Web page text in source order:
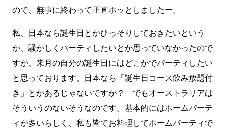
ので、無事に終わって正直ホッとしましたー。
私、日本なら誕生日とかひっそりしておきたいという
か、騒がしくパーティしたいとか思っていなかったので
すが、来月の自分の誕生日にはどこかでパーティしたい
と思っております。日本なら「誕生日コース飲み放題付
き」とかあるじゃないですか？ でもオーストラリアは
そういうのないそうなのです。基本的にはホームパーテ
ィが多いらしく、私も皆でお料理してホームパーティで